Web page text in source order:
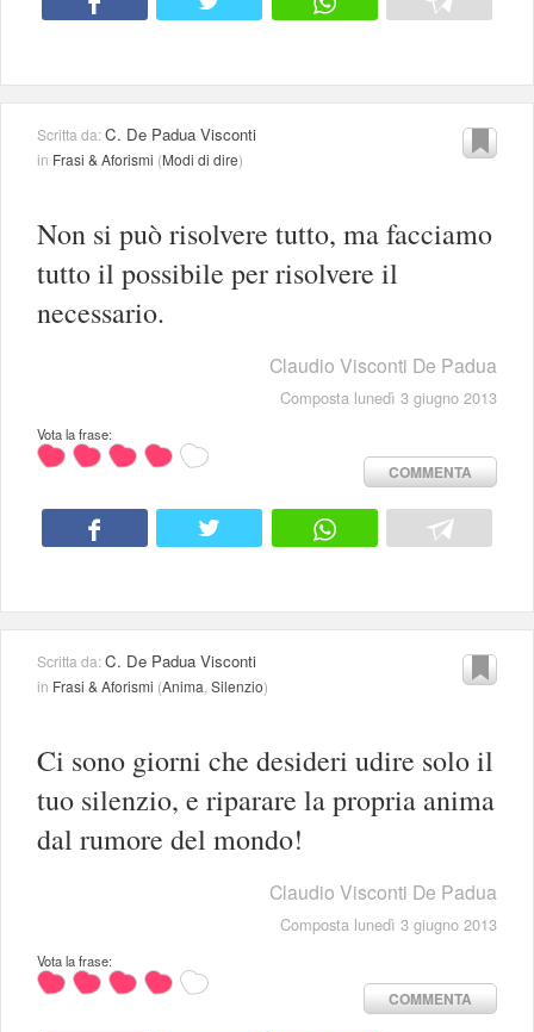
Scritta da:C. De Padua Visconti
in Frasi & Aforismi (Modi di dire)
Non si può risolvere tutto, ma facciamo
tutto il possibile per risolvere il
necessario.
Claudio Visconti De Padua
Composta lunedì 3 giugno 2013
Vota la frase:
COMMENTA
Scritta da:C. De Padua Visconti
in Frasi & Aforismi (Anima Silenzio)
Ci sono giorni che desideri udire solo il
tuo silenzio, e riparare la propria anima
dal rumore del mondo!
Claudio Visconti De Padua
Composta lunedì 3 giugno 2013
Vota la frase:
COMMENTA